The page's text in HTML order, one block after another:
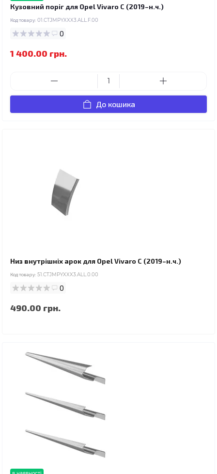
Кузовний поріг для Opel Vivaro C (2019–н.ч.)
Код товару: 01.CTJMPYXXX3.ALL.F.00
0
1 400.00 грн.
До кошика
Низ внутрішніх арок для Opel Vivaro C (2019–н.ч.)
Код товару: 51.CTJMPYXXX3.ALL.0.00
0
490.00 грн.